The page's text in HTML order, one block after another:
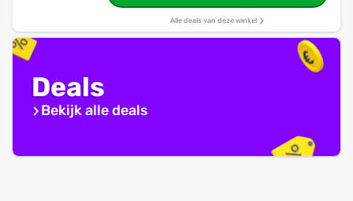
Alle deals van deze winkel
Deals
Bekijk alle deals